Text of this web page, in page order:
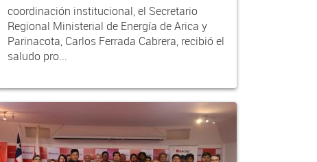
coordinación institucional, el Secretario
Regional Ministerial de Energía de Arica y
Parinacota, Carlos Ferrada Cabrera, recibió el
saludo pro...